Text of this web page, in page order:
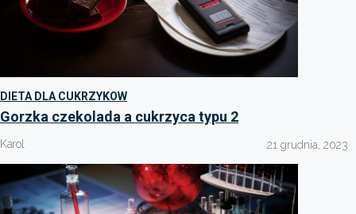
DIETA DLA CUKRZYKOW
Gorzka czekolada a cukrzyca typu 2
Karol 21 grudnia, 2023